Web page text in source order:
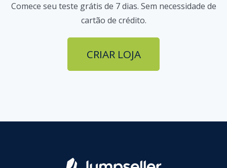
Comece seu teste grátis de 7 dias. Sem necessidade de
cartão de crédito.
CRIAR LOJA